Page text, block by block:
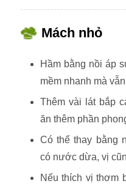
Mách nhỏ
Hầm bằng nồi áp
mềm nhanh mà
Thêm vài lát bắp
ăn thêm phần
Có thể thay bằng
có nước dừa, vị
Nếu thích vị thơm